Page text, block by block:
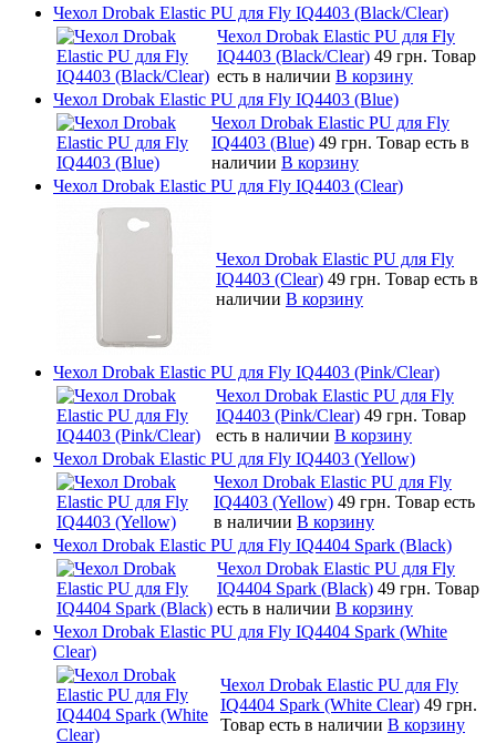
Чехол Drobak Elastic PU для Fly IQ4403 (Black/Clear)
Чехол Drobak Elastic PU для Fly
IQ4403 (Black/Clear) 49 грн. Товар
есть в наличии В корзину
Чехол Drobak Elastic PU для Fly IQ4403 (Blue)
Чехол Drobak Elastic PU для Fly
IQ4403 (Blue) 49 грн. Товар есть в
наличии В корзину
Чехол Drobak Elastic PU для Fly IQ4403 (Clear)
Чехол Drobak Elastic PU для Fly
IQ4403 (Clear) 49 грн. Товар есть в
наличии В корзину
Чехол Drobak Elastic PU для Fly IQ4403 (Pink/Clear)
Чехол Drobak Elastic PU для Fly
IQ4403 (Pink/Clear) 49 грн. Товар
есть в наличии В корзину
Чехол Drobak Elastic PU для Fly IQ4403 (Yellow)
Чехол Drobak Elastic PU для Fly
IQ4403 (Yellow) 49 грн. Товар есть
в наличии В корзину
Чехол Drobak Elastic PU для Fly IQ4404 Spark (Black)
Чехол Drobak Elastic PU для Fly
IQ4404 Spark (Black) 49 грн. Товар
есть в наличии В корзину
Чехол Drobak Elastic PU для Fly IQ4404 Spark (White
Clear)
Чехол Drobak Elastic PU для Fly
IQ4404 Spark (White Clear) 49 грн.
Товар есть в наличии В корзину